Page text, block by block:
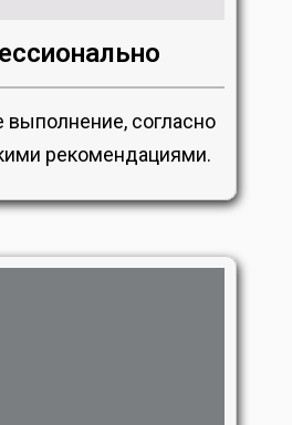
выполнение, согласно
рекомендациями.